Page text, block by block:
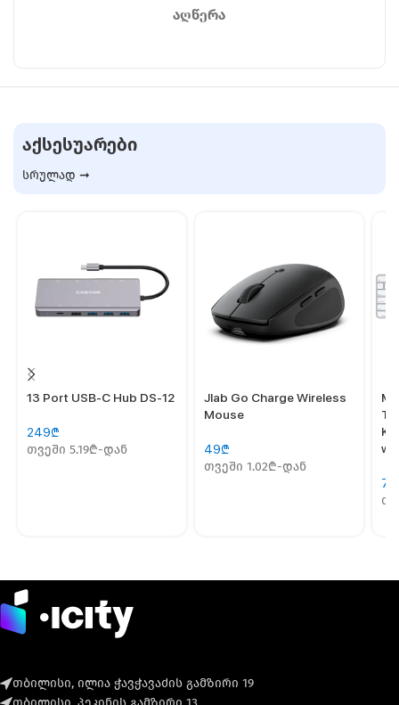
ᲐᲦᲬᲔᲠᲐ
ᲐᲥᲡᲔᲡᲣᲐᲠᲔᲑᲘ
სრულად ➞
13 Port USB-C Hub DS-12
249₾
თვეში 5.19₾-დან
Jlab Go Charge Wireless
Mouse
49₾
თვეში 1.02₾-დან
თბილისი, ილია ჭავჭავაძის გამზირი 19